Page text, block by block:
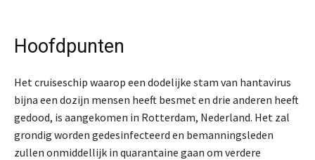
Hoofdpunten
Het cruiseschip waarop een dodelijke stam van hantavirus
bijna een dozijn mensen heeft besmet en drie anderen heeft
gedood, is aangekomen in Rotterdam, Nederland. Het zal
grondig worden gedesinfecteerd en bemanningsleden
zullen onmiddellijk in quarantaine gaan om verdere